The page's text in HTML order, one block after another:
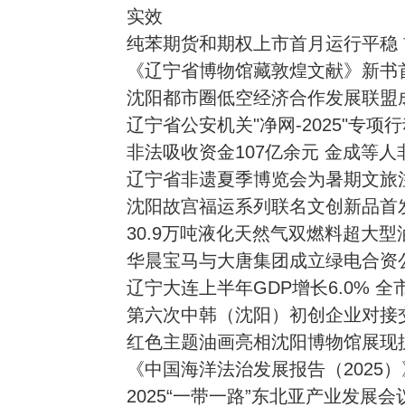
实效
纯苯期货和期权上市首月运行平
《辽宁省博物馆藏敦煌文献》新书
沈阳都市圈低空经济合作发展联盟
辽宁省公安机关"净网-2025"专项
非法吸收资金107亿余元 金成等人
辽宁省非遗夏季博览会为暑期文旅
沈阳故宫福运系列联名文创新品首
30.9万吨液化天然气双燃料超大型
华晨宝马与大唐集团成立绿电合资
辽宁大连上半年GDP增长6.0% 全
第六次中韩（沈阳）初创企业对接
红色主题油画亮相沈阳博物馆展现
《中国海洋法治发展报告（2025
2025“一带一路”东北亚产业发展会